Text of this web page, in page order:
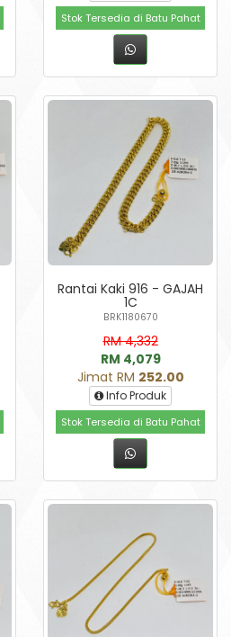
Stok Tersedia di Batu Pahat
Rantai Kaki 916 - GAJAH
1C
BRK1180670
RM 4,332
RM 4,079
Jimat RM 252.00
Info Produk
Stok Tersedia di Batu Pahat